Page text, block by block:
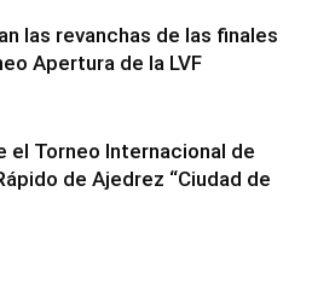
las revanchas de las finales
Apertura de la LVF
el Torneo Internacional de
de Ajedrez “Ciudad de